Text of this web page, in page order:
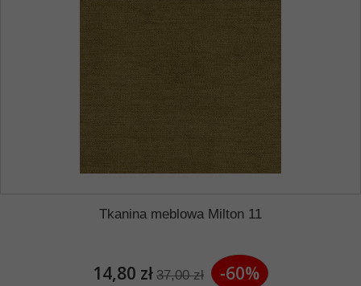
Tkanina meblowa Milton 11
14,80 zł 37,00 zł -60%